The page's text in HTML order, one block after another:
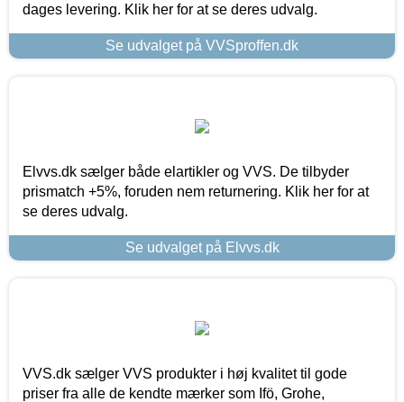
dages levering. Klik her for at se deres udvalg.
Se udvalget på VVSproffen.dk
Elvvs.dk sælger både elartikler og VVS. De tilbyder
prismatch +5%, foruden nem returnering. Klik her for at
se deres udvalg.
Se udvalget på Elvvs.dk
VVS.dk sælger VVS produkter i høj kvalitet til gode
priser fra alle de kendte mærker som Ifö, Grohe,